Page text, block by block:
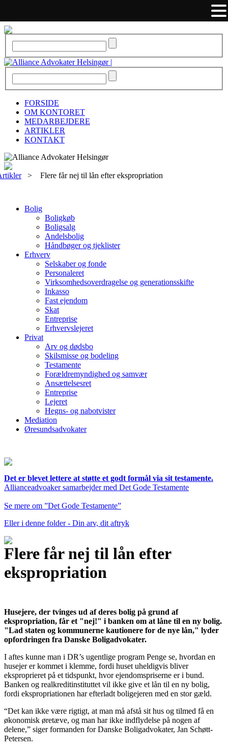
FORSIDE
OM KONTORET
MEDARBEJDERE
ARTIKLER
KONTAKT
> Flere får nej til lån efter ekspropriation
Bolig
Boligkøb
Boligsalg
Andelsbolig
Håndbøger og tjeklister
Erhverv
Selskaber og fonde
Personaleret
Virksomhedsoverdragelse og generationsskifte
Inkasso
Fast ejendom
Skat
Entreprise
Erhvervslejeret
Privat
Arv og dødsbo
Skilsmisse og bodeling
Testamente
Forældremyndighed og samvær
Ansættelsesret
Entreprise
Lejeret
Hegns- og nabotvister
Mediation
Øresundsadvokater
Det er blevet lettere at støtte et godt formål via sit testamente.
Allianceadvoaker samarbejder med Det Gode Testamente
Se mere om ”Det Gode Testamente”
Eller i denne folder - Din arv, dit aftryk
Flere får nej til lån efter
ekspropriation
Husejere, der tvinges ud af deres bolig på grund af
ekspropriation, får et "nej!" i banken om at låne til en ny bolig.
"Lad staten og kommunerne kautionere for de nye lån," lyder
opfordringen fra Danske Boligadvokater.
I aftes kunne man i DR’s ugentlige program Penge se, hvordan en
husejer er kommet i klemme, fordi huset uheldigvis bliver
eksproprieret på et tidspunkt, hvor ejendomspriserne er i bund.
Banken og realkreditinstituttet vil ikke give et lån til en ny bolig,
fordi ekspropriationen har efterladt boligejeren med en stor gæld.
“Det kan ikke være rigtigt, at man må afstå sit hus og tilmed få en
økonomisk øretæve, og man har ikke indflydelse på nogen af
delene,” siger formanden for Danske Boligadvokater, Jan Schøtt-
Petersen.